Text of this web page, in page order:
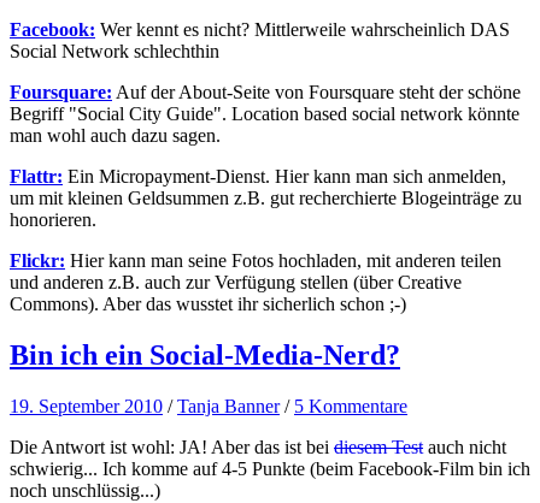
Facebook: Wer kennt es nicht? Mittlerweile wahrscheinlich DAS
Social Network schlechthin
Foursquare: Auf der About-Seite von Foursquare steht der schöne
Begriff "Social City Guide". Location based social network könnte
man wohl auch dazu sagen.
Flattr: Ein Micropayment-Dienst. Hier kann man sich anmelden,
um mit kleinen Geldsummen z.B. gut recherchierte Blogeinträge zu
honorieren.
Flickr: Hier kann man seine Fotos hochladen, mit anderen teilen
und anderen z.B. auch zur Verfügung stellen (über Creative
Commons). Aber das wusstet ihr sicherlich schon ;-)
Bin ich ein Social-Media-Nerd?
19. September 2010 /Tanja Banner / 5 Kommentare
Die Antwort ist wohl: JA! Aber das ist bei diesem Test auch nicht
schwierig... Ich komme auf 4-5 Punkte (beim Facebook-Film bin ich
noch unschlüssig...)